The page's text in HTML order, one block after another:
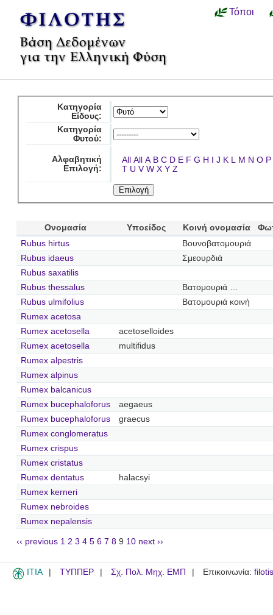
Τόποι
Κατηγορία
Είδους:
Κατηγορία
Φυτού:
Αλφαβητική
Επιλογή:
All All A B C D E F G H I J K L M N O P
T U V W X Y Z
Ονομασία Υποείδος Κοινή ονομασία
Rubus hirtus
Βουνοβατομουριά
Rubus idaeus
Σμεουρδιά
Rubus saxatilis
Rubus thessalus
Βατομουριά …
Rubus ulmifolius
Βατομουριά κοινή
Rumex acetosa
Rumex acetosella
acetoselloides
Rumex acetosella
multifidus
Rumex alpestris
Rumex alpinus
Rumex balcanicus
Rumex bucephaloforus
aegaeus
Rumex bucephaloforus
graecus
Rumex conglomeratus
Rumex crispus
Rumex cristatus
Rumex dentatus
halacsyi
Rumex kerneri
Rumex nebroides
Rumex nepalensis
‹‹ previous 1 2 3 4 5 6 7 8 9 10 next ››
ITIA ΤΥΠΠΕΡ Σχ. Πολ. Μηχ. ΕΜΠ Επικοινωνία: